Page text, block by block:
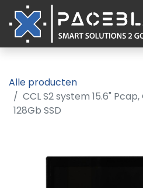
Alle producten
CCL S2 system 15.6"
128Gb SSD